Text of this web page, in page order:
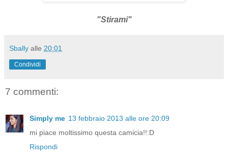
"Stirami"
Sbally alle 20:01
Condividi
7 commenti:
Simply me 13 febbraio 2013 alle ore 20:09
mi piace moltissimo questa camicia!!:D
Rispondi